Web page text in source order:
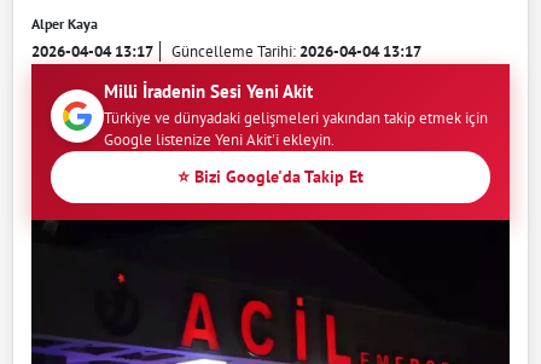
Alper Kaya
2026-04-04 13:17 Güncelleme Tarihi:2026-04-04 13:17
Milli İradenin Sesi Yeni Akit
Türkiye ve dünyadaki gelişmeleri yakından takip etmek için
Google listenize Yeni Akit'i ekleyin.
⭐ Bizi Google'da Takip Et